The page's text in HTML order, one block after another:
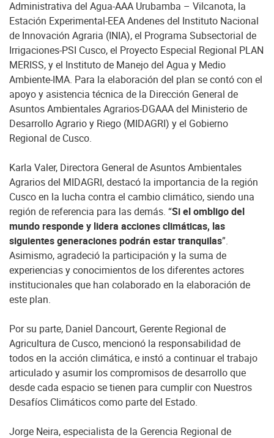
Administrativa del Agua-AAA Urubamba – Vilcanota, la
Estación Experimental-EEA Andenes del Instituto Nacional
de Innovación Agraria (INIA), el Programa Subsectorial de
Irrigaciones-PSI Cusco, el Proyecto Especial Regional PLAN
MERISS, y el Instituto de Manejo del Agua y Medio
Ambiente-IMA. Para la elaboración del plan se contó con el
apoyo y asistencia técnica de la Dirección General de
Asuntos Ambientales Agrarios-DGAAA del Ministerio de
Desarrollo Agrario y Riego (MIDAGRI) y el Gobierno
Regional de Cusco.
Karla Valer, Directora General de Asuntos Ambientales
Agrarios del MIDAGRI, destacó la importancia de la región
Cusco en la lucha contra el cambio climático, siendo una
región de referencia para las demás. “Si el ombligo del
mundo responde y lidera acciones climáticas, las
siguientes generaciones podrán estar tranquilas”.
Asimismo, agradeció la participación y la suma de
experiencias y conocimientos de los diferentes actores
institucionales que han colaborado en la elaboración de
este plan.
Por su parte, Daniel Dancourt, Gerente Regional de
Agricultura de Cusco, mencionó la responsabilidad de
todos en la acción climática, e instó a continuar el trabajo
articulado y asumir los compromisos de desarrollo que
desde cada espacio se tienen para cumplir con Nuestros
Desafíos Climáticos como parte del Estado.
Jorge Neira, especialista de la Gerencia Regional de